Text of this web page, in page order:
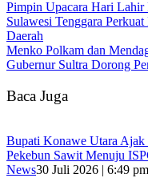
Pimpin Upacara Hari Lahir
Sulawesi Tenggara
Daerah
Menko Polkam dan
Gubernur Sultra Dorong
Baca Juga
Bupati Konawe Utara Ajak
Pekebun Sawit Menuju
News30 Juli 2026 | 6:49 pm